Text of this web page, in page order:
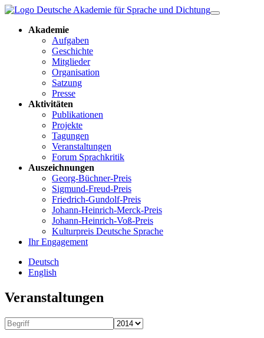
Akademie
Aufgaben
Geschichte
Mitglieder
Organisation
Satzung
Presse
Aktivitäten
Publikationen
Projekte
Tagungen
Veranstaltungen
Forum Sprachkritik
Auszeichnungen
Georg-Büchner-Preis
Sigmund-Freud-Preis
Friedrich-Gundolf-Preis
Johann-Heinrich-Merck-Preis
Johann-Heinrich-Voß-Preis
Kulturpreis Deutsche Sprache
Ihr Engagement
Deutsch
English
Veranstaltungen